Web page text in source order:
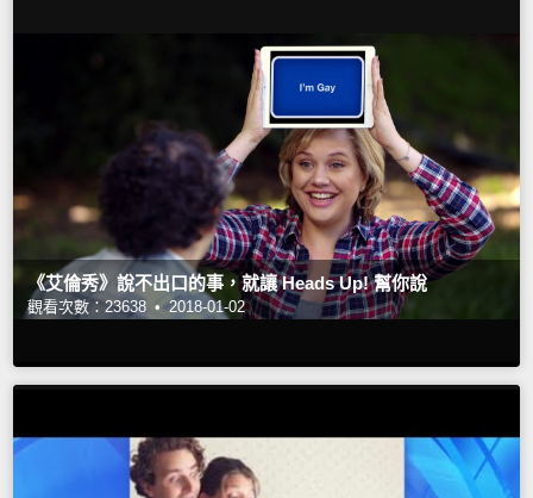
《艾倫秀》說不出口的事，就讓 Heads Up! 幫你說
觀看次數：23638 • 2018-01-02